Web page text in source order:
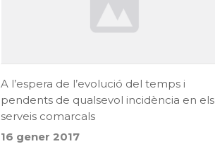
A l’espera de l’evolució del temps i
pendents de qualsevol incidència en els
serveis comarcals
16 gener 2017